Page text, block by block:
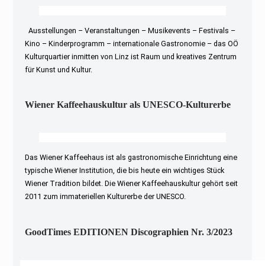
Ausstellungen – Veranstaltungen – Musikevents – Festivals –
Kino – Kinderprogramm – internationale Gastronomie – das OÖ
Kulturquartier inmitten von Linz ist Raum und kreatives Zentrum
für Kunst und Kultur.
Wiener Kaffeehauskultur als UNESCO-Kulturerbe
Das Wiener Kaffeehaus ist als gastronomische Einrichtung eine
typische Wiener Institution, die bis heute ein wichtiges Stück
Wiener Tradition bildet. Die Wiener Kaffeehauskultur gehört seit
2011 zum immateriellen Kulturerbe der UNESCO.
GoodTimes EDITIONEN Discographien Nr. 3/2023